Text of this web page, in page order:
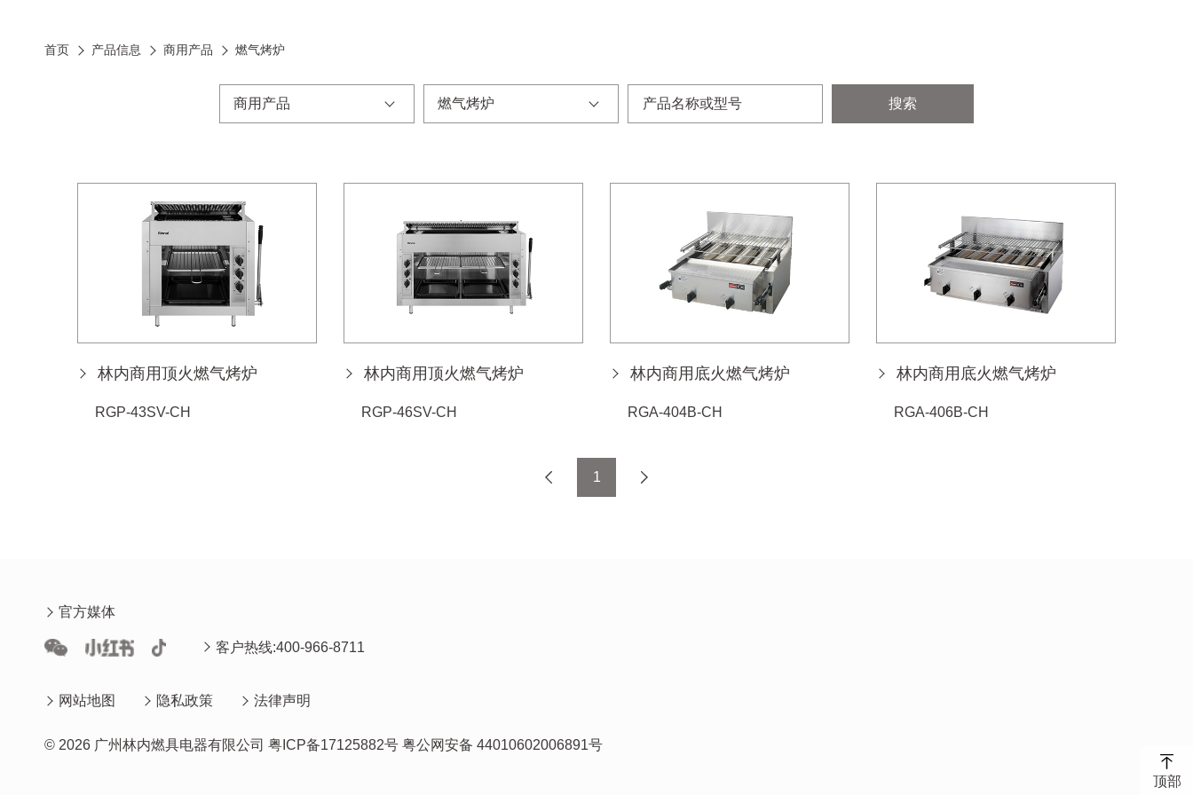
首页 产品信息 商用产品 燃气烤炉
商用产品 燃气烤炉 搜索
林内商用顶火燃气烤炉
RGP-43SV-CH
林内商用顶火燃气烤炉
RGP-46SV-CH
林内商用底火燃气烤炉
RGA-404B-CH
林内商用底火燃气烤炉
RGA-406B-CH
1
官方媒体
客户热线:400-966-8711
网站地图 隐私政策 法律声明
© 2026 广州林内燃具电器有限公司 粤ICP备17125882号 粤公网安备 44010602006891号
顶部